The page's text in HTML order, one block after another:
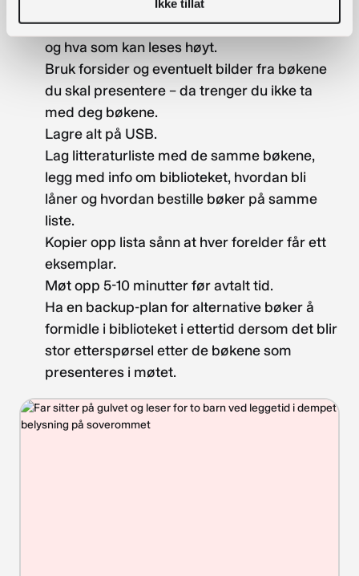
Ikke tillat
og på hver enkelt bok.
Lag ppt med kulepunkter på hvorfor, hvordan
og hva som kan leses høyt.
Bruk forsider og eventuelt bilder fra bøkene
du skal presentere – da trenger du ikke ta
med deg bøkene.
Lagre alt på USB.
Lag litteraturliste med de samme bøkene,
legg med info om biblioteket, hvordan bli
låner og hvordan bestille bøker på samme
liste.
Kopier opp lista sånn at hver forelder får ett
eksemplar.
Møt opp 5-10 minutter før avtalt tid.
Ha en backup-plan for alternative bøker å
formidle i biblioteket i ettertid dersom det blir
stor etterspørsel etter de bøkene som
presenteres i møtet.